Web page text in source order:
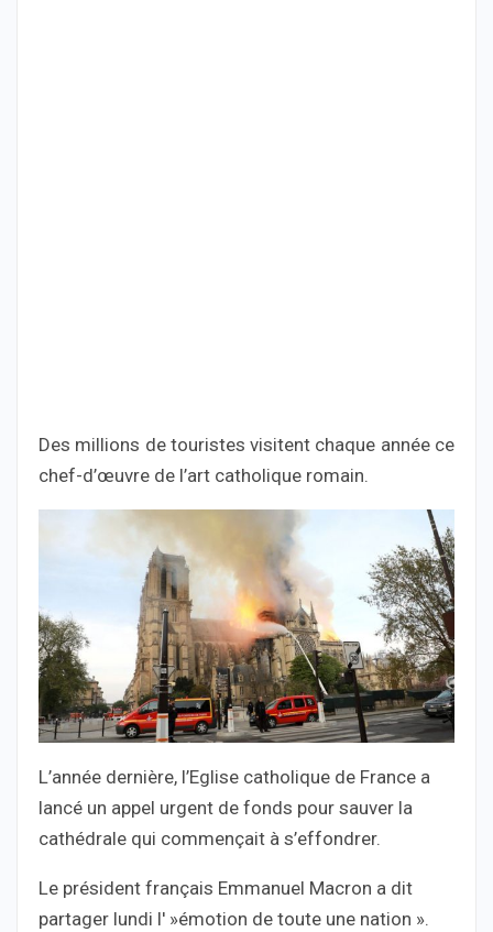
Des millions de touristes visitent chaque année ce
chef-d’œuvre de l’art catholique romain.
L’année dernière, l’Eglise catholique de France a
lancé un appel urgent de fonds pour sauver la
cathédrale qui commençait à s’effondrer.
Le président français Emmanuel Macron a dit
partager lundi l' »émotion de toute une nation ».